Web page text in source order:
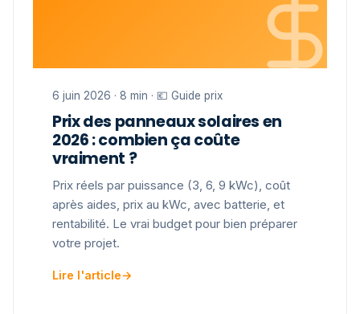
6 juin 2026 · 8 min · 💶 Guide prix
Prix des panneaux solaires en
2026 : combien ça coûte
vraiment ?
Prix réels par puissance (3, 6, 9 kWc), coût
après aides, prix au kWc, avec batterie, et
rentabilité. Le vrai budget pour bien préparer
votre projet.
Lire l'article→